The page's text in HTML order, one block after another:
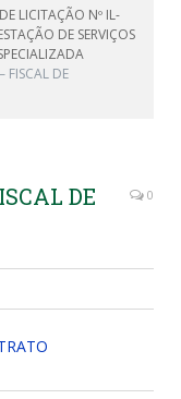
LICITAÇÃO Nº IL-
DE SERVIÇOS
FISCAL DE
DE
0